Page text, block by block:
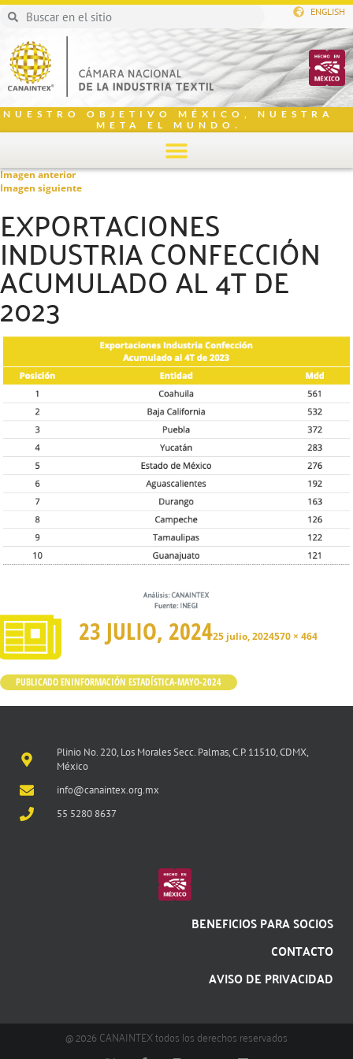
ENGLISH
NUESTRO OBJETIVO MÉXICO, NUESTRA
META EL MUNDO.
Imagen anterior
Imagen siguiente
EXPORTACIONES
INDUSTRIA CONFECCIÓN
ACUMULADO AL 4T DE
2023
23 JULIO, 202425 julio, 2024570 × 464
PUBLICADO ENINFORMACIÓN ESTADÍSTICA-MAYO-2024
Plinio No. 220, Los Morales Secc. Palmas, C.P. 11510, CDMX,
México
info@canaintex.org.mx
55 5280 8637
BENEFICIOS PARA SOCIOS
CONTACTO
AVISO DE PRIVACIDAD
@ 2026 CANAINTEX todos los derechos reservados